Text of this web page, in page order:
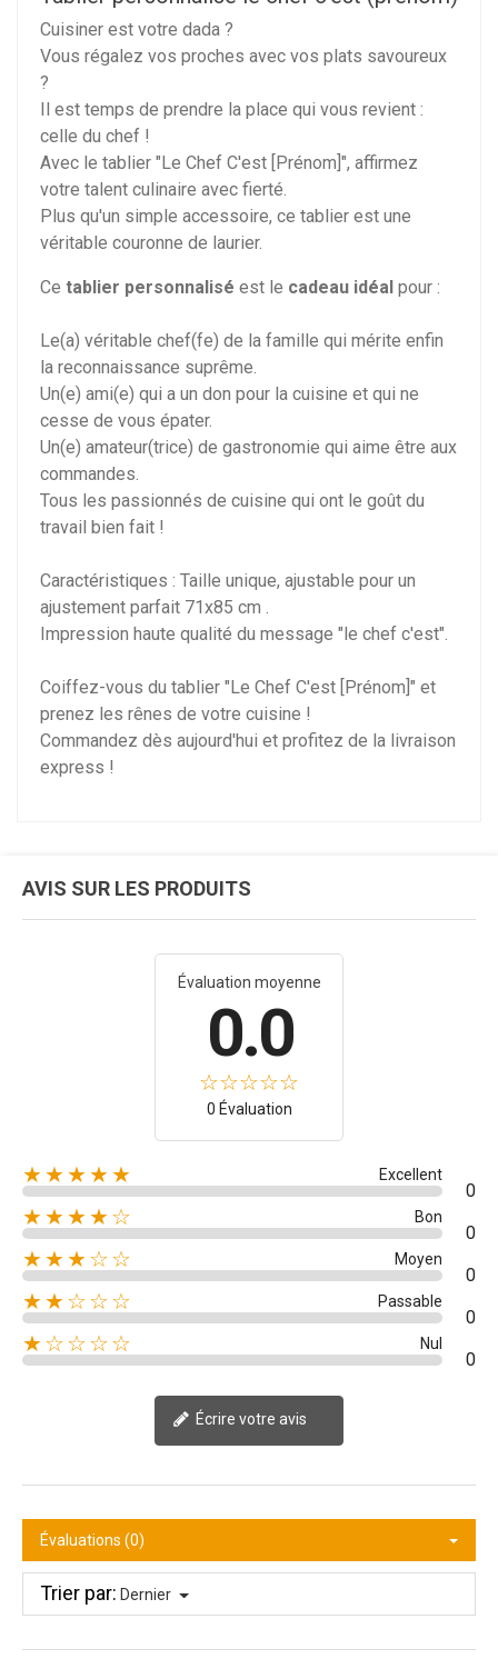
Cuisiner est votre dada ?
Vous régalez vos proches avec vos plats savoureux
?
Il est temps de prendre la place qui vous revient :
celle du chef !
Avec le tablier "Le Chef C'est [Prénom]", affirmez
votre talent culinaire avec fierté.
Plus qu'un simple accessoire, ce tablier est une
véritable couronne de laurier.
Ce tablier personnalisé est le cadeau idéal pour :
Le(a) véritable chef(fe) de la famille qui mérite enfin
la reconnaissance suprême.
Un(e) ami(e) qui a un don pour la cuisine et qui ne
cesse de vous épater.
Un(e) amateur(trice) de gastronomie qui aime être aux
commandes.
Tous les passionnés de cuisine qui ont le goût du
travail bien fait !
Caractéristiques : Taille unique, ajustable pour un
ajustement parfait 71x85 cm .
Impression haute qualité du message "le chef c'est".
Coiffez-vous du tablier "Le Chef C'est [Prénom]" et
prenez les rênes de votre cuisine !
Commandez dès aujourd'hui et profitez de la livraison
express !
AVIS SUR LES PRODUITS
Évaluation moyenne
0.0
0 Évaluation
★★★★★ Excellent
0
★★★★☆ Bon
0
★★★☆☆ Moyen
0
★★☆☆☆ Passable
0
★☆☆☆☆ Nul
0
Écrire votre avis
Évaluations (0)
Trier par: Dernier